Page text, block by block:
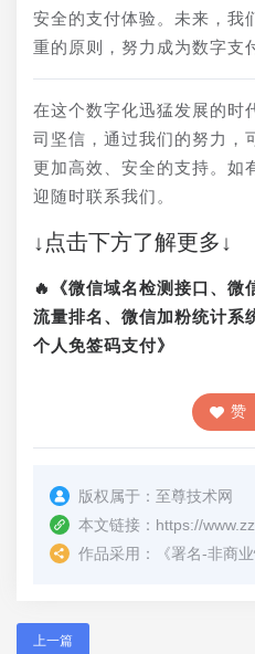
安全的支付体验。未来，我
重的原则，努力成为数字支
在这个数字化迅猛发展的时
司坚信，通过我们的努力，
更加高效、安全的支持。如
迎随时联系我们。
↓点击下方了解更多↓
🔥《微信域名检测接口、微
流量排名、微信加粉统计系
个人免签码支付》
赞
版权属于： 至尊技术网
本文链接： https://
作品采用：
《署名-非商业性使用-
上一篇